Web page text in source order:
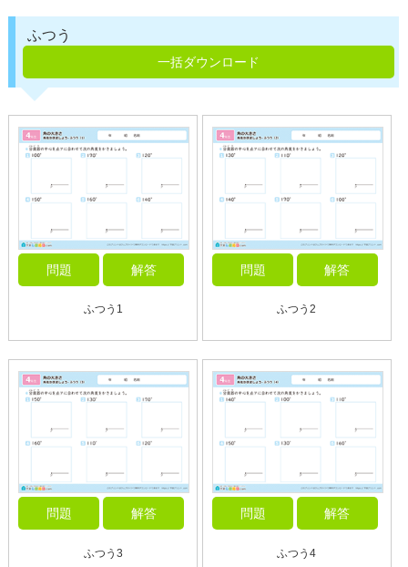
ふつう
一括ダウンロード
問題 解答
ふつう1
問題 解答
ふつう2
問題 解答
ふつう3
問題 解答
ふつう4